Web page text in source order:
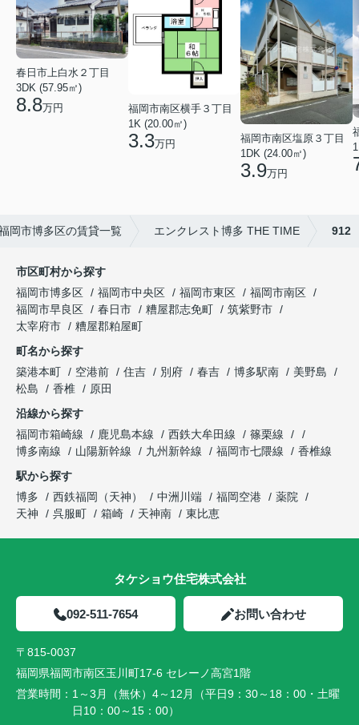
春日市上白水２丁目
3DK (57.95㎡)
8.8万円
福岡市南区横手３丁目
1K (20.00㎡)
3.3万円
福岡市南区塩原３丁目
1DK (24.00㎡)
3.9万円
岡市博多区の賃貸一覧 エンクレスト博多 THE TIME 912
市区町村から探す
福岡市博多区
福岡市中央区 福岡市東区
福岡市南区
福岡市早良区
春日市 糟屋郡志免町
筑紫野市
太宰府市
糟屋郡粕屋町
町名から探す
築港本町
空港前 住吉 別府 春吉 博多駅南
美野島
松島
香椎
原田
沿線から探す
福岡市箱崎線
鹿児島本線 西鉄大牟田線
篠栗線
博多南線
山陽新幹線 九州新幹線 福岡市七隈線
香椎線
駅から探す
博多
西鉄福岡（天神） 中洲川端 福岡空港
薬院
天神
呉服町 箱崎 天神南 東比恵
タケショウ住宅株式会社
092-511-7654 お問い合わせ
〒815-0037
福岡県福岡市南区玉川町17-6 セレーノ高宮1階
営業時間： 1～3月（無休）4～12月（平日9：30～18：00・土曜
日10：00～15：00）